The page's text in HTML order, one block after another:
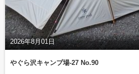
2026年8月01日
やぐら沢キャンプ場-27 No.90